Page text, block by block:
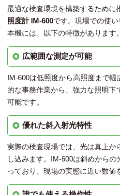
最適な検査環境を構築するために
照度計 IM-600です。現場での使
本機には、以下の特徴があります。
広範囲な測定が可能
IM-600は低照度から高照度まで
的な事務作業から、強力な照明下
可能です。
優れた斜入射光特性
実際の検査現場では、光は真上か
し込みます。IM-600は斜めから
っており、現場の実態に近い数値